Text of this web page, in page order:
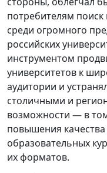
потребителям
среди огромного
российских
инструментом
университетов к
аудитории и
столичными и
возможности — в
повышения
образовательных
их форматов.